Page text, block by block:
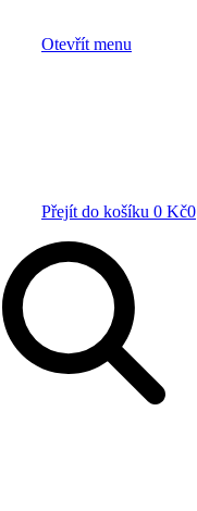
Otevřít menu
Přejít do košíku 0 Kč0